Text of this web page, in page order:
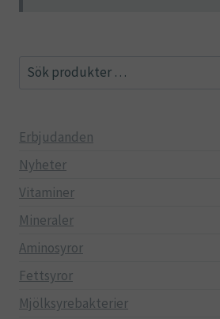
Sök
Erbjudanden
Nyheter
Vitaminer
Mineraler
Aminosyror
Fettsyror
Mjölksyrebakterier